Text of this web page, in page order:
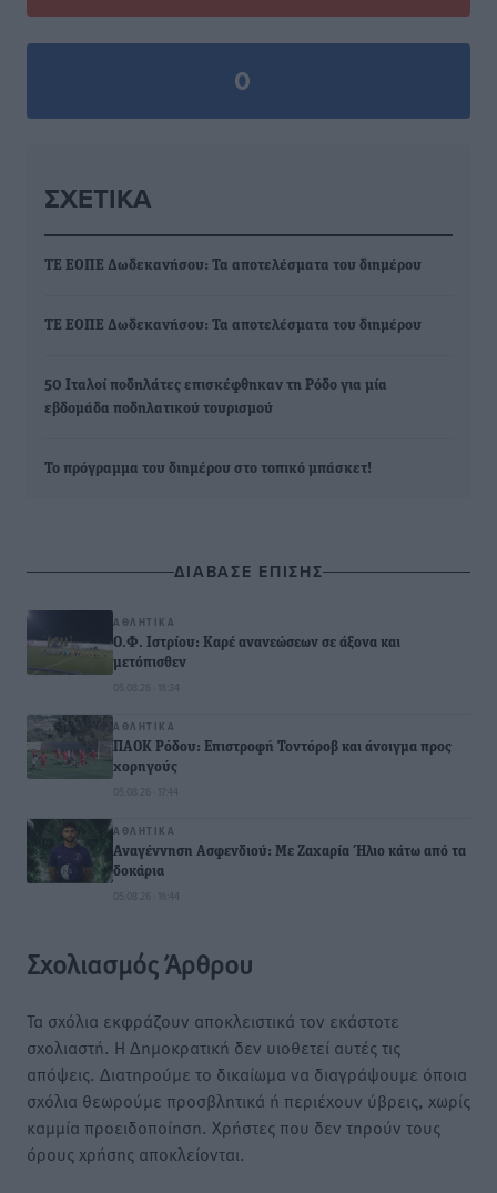
0
ΣΧΕΤΙΚΆ
ΤΕ ΕΟΠΕ Δωδεκανήσου: Τα αποτελέσματα του διημέρου
ΤΕ ΕΟΠΕ Δωδεκανήσου: Τα αποτελέσματα του διημέρου
50 Ιταλοί ποδηλάτες επισκέφθηκαν τη Ρόδο για μία
εβδομάδα ποδηλατικού τουρισμού
Το πρόγραμμα του διημέρου στο τοπικό μπάσκετ!
ΔΙΑΒΑΣΕ ΕΠΙΣΗΣ
ΑΘΛΗΤΙΚΆ
Ο.Φ. Ιστρίου: Καρέ ανανεώσεων σε άξονα και
μετόπισθεν
05.08.26 · 18:34
ΑΘΛΗΤΙΚΆ
ΠΑΟΚ Ρόδου: Επιστροφή Τοντόροβ και άνοιγμα προς
χορηγούς
05.08.26 · 17:44
ΑΘΛΗΤΙΚΆ
Αναγέννηση Ασφενδιού: Με Ζαχαρία Ήλιο κάτω από τα
δοκάρια
05.08.26 · 16:44
Σχολιασμός Άρθρου
Τα σχόλια εκφράζουν αποκλειστικά τον εκάστοτε
σχολιαστή. Η Δημοκρατική δεν υιοθετεί αυτές τις
απόψεις. Διατηρούμε το δικαίωμα να διαγράψουμε όποια
σχόλια θεωρούμε προσβλητικά ή περιέχουν ύβρεις, χωρίς
καμμία προειδοποίηση. Χρήστες που δεν τηρούν τους
όρους χρήσης αποκλείονται.